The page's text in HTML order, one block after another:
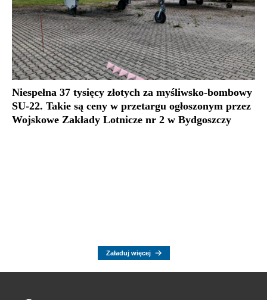
Niespełna 37 tysięcy złotych za myśliwsko-bombowy
SU-22. Takie są ceny w przetargu ogłoszonym przez
Wojskowe Zakłady Lotnicze nr 2 w Bydgoszczy
Załaduj więcej